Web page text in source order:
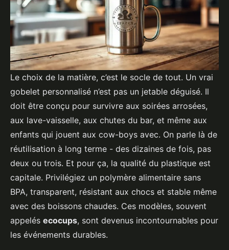
Le choix de la matière, c’est le socle de tout. Un vrai
gobelet personnalisé n’est pas un jetable déguisé. Il
doit être conçu pour survivre aux soirées arrosées,
aux lave-vaisselle, aux chutes du bar, et même aux
enfants qui jouent aux cow-boys avec. On parle là de
réutilisation à long terme - des dizaines de fois, pas
deux ou trois. Et pour ça, la qualité du plastique est
capitale. Privilégiez un polymère alimentaire sans
BPA, transparent, résistant aux chocs et stable même
avec des boissons chaudes. Ces modèles, souvent
appelés ecocups, sont devenus incontournables pour
les événements durables.